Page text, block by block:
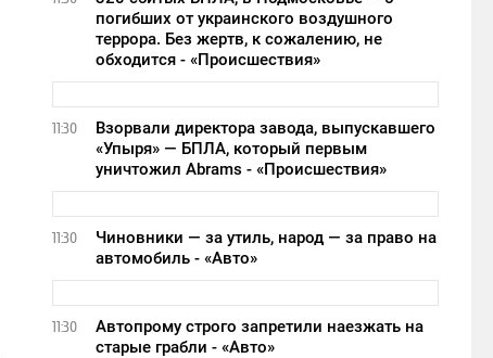
погибших от украинского воздушного
террора. Без жертв, к сожалению, не
обходится - «Происшествия»
11:30
Взорвали директора завода, выпускавшего
«Упыря» — БПЛА, который первым
уничтожил Abrams - «Происшествия»
11:30
Чиновники — за утиль, народ — за право на
автомобиль - «Авто»
11:30
Автопрому строго запретили наезжать на
старые грабли - «Авто»